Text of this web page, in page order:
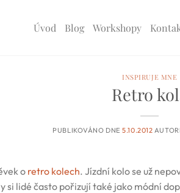
Úvod Blog Workshopy
INSPIRUJE MNE
Retro
PUBLIKOVÁNO DNE5.10.2012
o retro kolech. Jízdní kolo se už
si lidé často pořizují také jako módní